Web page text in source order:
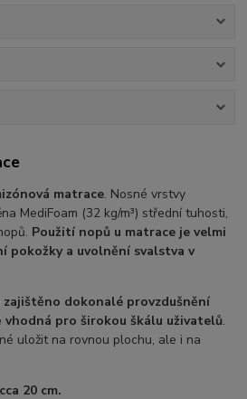
matrace. Nosné vrstvy
MediFoam (32 kg/m³) střední tuhosti,
Použití nopů u matrace je velmi
pokožky a uvolnění svalstva v
zajištěno dokonalé provzdušnění
vhodná pro širokou škálu uživatelů.
uložit na rovnou plochu, ale i na
20 cm.